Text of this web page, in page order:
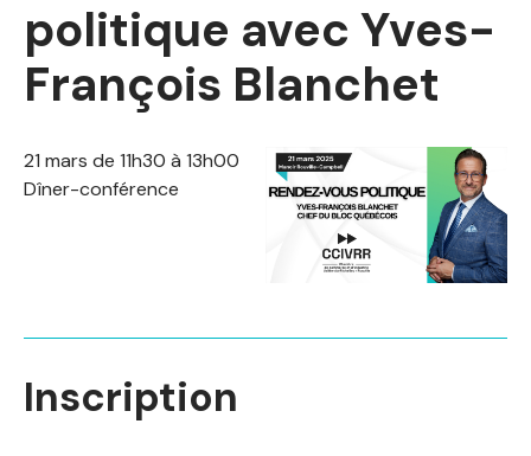
politique avec Yves-
François Blanchet
21 mars de 11h30 à 13h00
Dîner-conférence
Inscription